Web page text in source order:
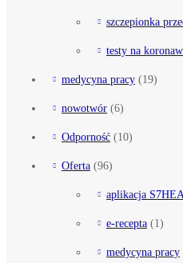
szczepionka
testy na
medycyna pracy (19)
nowotwór (6)
Odporność (10)
Oferta (96)
aplikacja
e-recepta (1)
medycyna pracy